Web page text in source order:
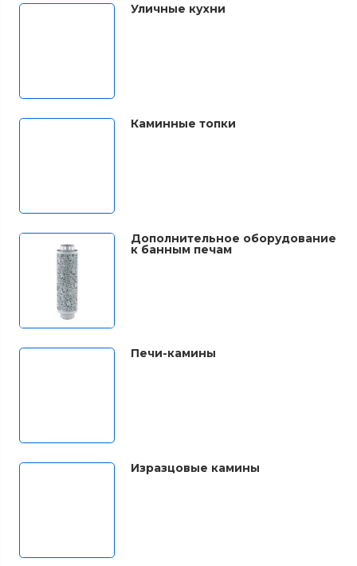
Уличные кухни
Каминные топки
Дополнительное оборудование
к банным печам
Печи-камины
Изразцовые камины